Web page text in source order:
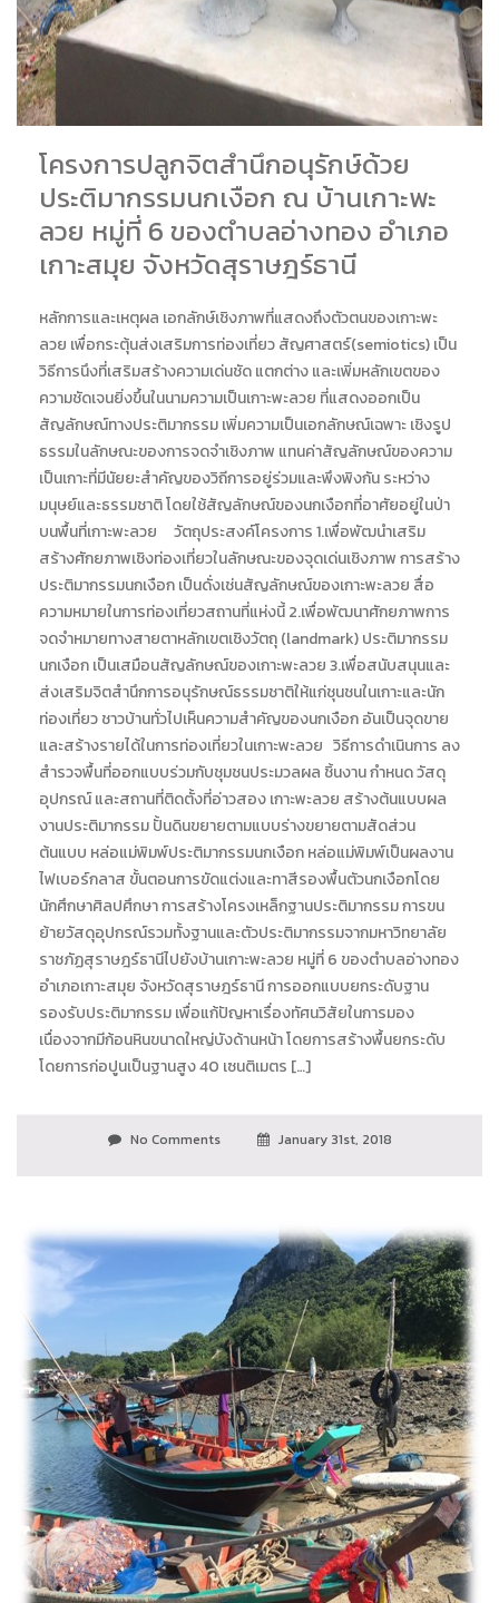
โครงการปลูกจิตสำนึกอนุรักษ์ด้วย
ประติมากรรมนกเงือก ณ บ้านเกาะพะ
ลวย หมู่ที่ 6 ของตำบลอ่างทอง อำเภอ
เกาะสมุย จังหวัดสุราษฎร์ธานี
หลักการและเหตุผล เอกลักษ์เชิงภาพที่แสดงถึงตัวตนของเกาะพะ
ลวย เพื่อกระตุ้นส่งเสริมการท่องเที่ยว สัญศาสตร์(semiotics) เป็น
วิธีการนึงที่เสริมสร้างความเด่นชัด แตกต่าง และเพิ่มหลักเขตของ
ความชัดเจนยิ่งขึ้นในนามความเป็นเกาะพะลวย ที่แสดงออกเป็น
สัญลักษณ์ทางประติมากรรม เพิ่มความเป็นเอกลักษณ์เฉพาะ เชิงรูป
ธรรมในลักษณะของการจดจำเชิงภาพ แทนค่าสัญลักษณ์ของความ
เป็นเกาะที่มีนัยยะสำคัญของวิถีการอยู่ร่วมและพึงพิงกัน ระหว่าง
มนุษย์และธรรมชาติ โดยใช้สัญลักษณ์ของนกเงือกที่อาศัยอยู่ในป่า
บนพื้นที่เกาะพะลวย วัตถุประสงค์โครงการ 1.เพื่อพัฒนำเสริม
สร้างศักยภาพเชิงท่องเที่ยวในลักษณะของจุดเด่นเชิงภาพ การสร้าง
ประติมากรรมนกเงือก เป็นดั่งเช่นสัญลักษณ์ของเกาะพะลวย สื่อ
ความหมายในการท่องเที่ยวสถานที่แห่งนี้ 2.เพื่อพัฒนาศักยภาพการ
จดจำหมายทางสายตาหลักเขตเชิงวัตถุ (landmark) ประติมากรรม
นกเงือก เป็นเสมือนสัญลักษณ์ของเกาะพะลวย 3.เพื่อสนับสนุนและ
ส่งเสริมจิตสำนึกการอนุรักษณ์ธรรมชาติให้แก่ชุนชนในเกาะและนัก
ท่องเที่ยว ชาวบ้านทั่วไปเห็นความสำคัญของนกเงือก อันเป็นจุดขาย
และสร้างรายได้ในการท่องเที่ยวในเกาะพะลวย วิธีการดำเนินการ ลง
สำรวจพื้นที่ออกแบบร่วมกับชุมชนประมวลผล ชิ้นงาน กำหนด วัสดุ
อุปกรณ์ และสถานที่ติดตั้งที่อ่าวสอง เกาะพะลวย สร้างต้นแบบผล
งานประติมากรรม ปั้นดินขยายตามแบบร่างขยายตามสัดส่วน
ต้นแบบ หล่อแม่พิมพ์ประติมากรรมนกเงือก หล่อแม่พิมพ์เป็นผลงาน
ไฟเบอร์กลาส ขั้นตอนการขัดแต่งและทาสีรองพื้นตัวนกเงือกโดย
นักศึกษาศิลปศึกษา การสร้างโครงเหล็กฐานประติมากรรม การขน
ย้ายวัสดุอุปกรณ์รวมทั้งฐานและตัวประติมากรรมจากมหาวิทยาลัย
ราชภัฏสุราษฎร์ธานีไปยังบ้านเกาะพะลวย หมู่ที่ 6 ของตำบลอ่างทอง
อำเภอเกาะสมุย จังหวัดสุราษฎร์ธานี การออกแบบยกระดับฐาน
รองรับประติมากรรม เพื่อแก้ปัญหาเรื่องทัศนวิสัยในการมอง
เนื่องจากมีก้อนหินขนาดใหญ่บังด้านหน้า โดยการสร้างพื้นยกระดับ
โดยการก่อปูนเป็นฐานสูง 40 เซนติเมตร […]
No Comments January 31st, 2018